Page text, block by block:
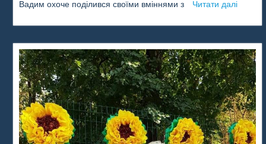
Вадим охоче поділився своїми вміннями з
Читати далі